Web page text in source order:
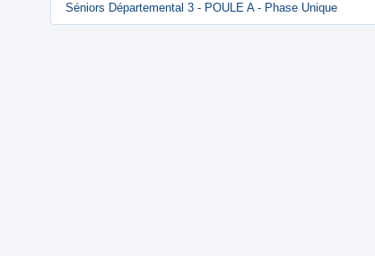
Séniors Départemental 3 - POULE A - Phase Unique